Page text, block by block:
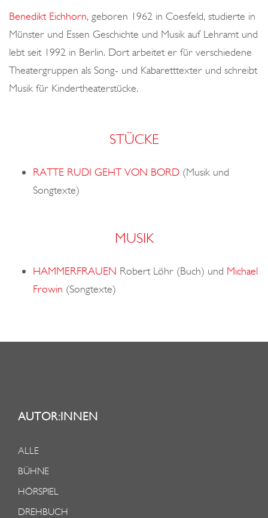
n
Benedikt Eichhorn, geboren 1962 in Coesfeld, studierte in
Münster und Essen Geschichte und Musik auf Lehramt und
lebt seit 1992 in Berlin. Dort arbeitet er für verschiedene
Theatergruppen als Song- und Kabaretttexter und schreibt
Musik für Kindertheaterstücke.
STÜCKE
RATTE RUDI GEHT VON BORD (Musik und
Songtexte)
MUSIK
HAMMERFRAUEN Robert Löhr (Buch) und Michael
Frowin (Songtexte)
AUTOR:INNEN
ALLE
BÜHNE
HÖRSPIEL
DREHBUCH